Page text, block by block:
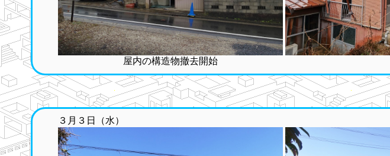
屋内の構造物撤去開始
３月３日（水）